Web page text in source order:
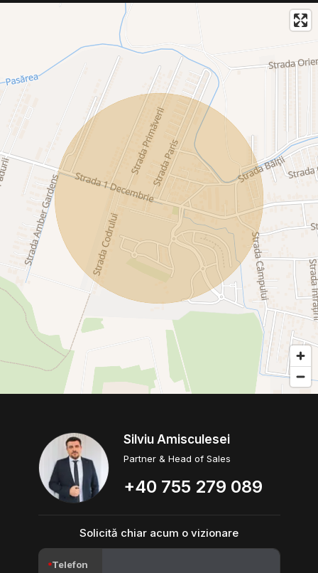
Silviu Amisculesei
Partner & Head of Sales
+40 755 279 089
Solicită chiar acum o vizionare
Telefon